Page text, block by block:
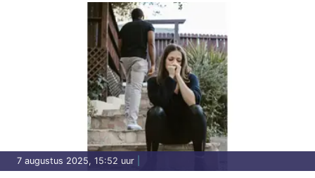
7 augustus 2025, 15:52 uur